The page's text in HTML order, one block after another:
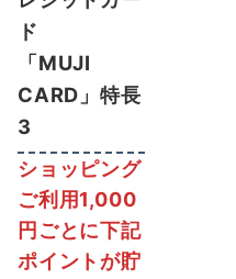
「MUJI
CARD」特長
3
ショッピング
ご利用1,000
円ごとに下記
ポイントが貯